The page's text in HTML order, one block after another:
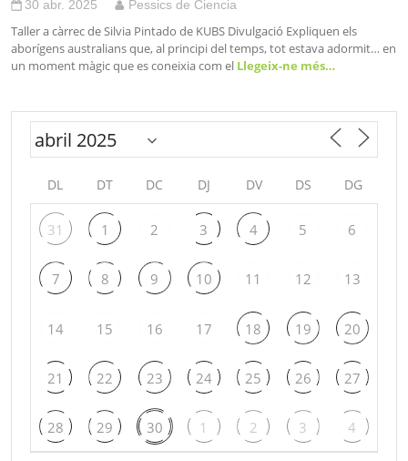
30 abr. 2025 Pessics de Ciencia
Taller a càrrec de Silvia Pintado de KUBS Divulgació Expliquen els
aborígens australians que, al principi del temps, tot estava adormit… en
un moment màgic que es coneixia com el Llegeix-ne més…
DL DT DC DJ DV DS DG
31 1 2 3 4 5 6
7 8 9 10 11 12 13
14 15 16 17 18 19 20
21 22 23 24 25 26 27
28 29 30 1 2 3 4